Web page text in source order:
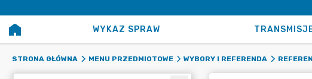
WYKAZ SPRAW
STRONA GŁÓWNA MENU PRZEDMIOTOWE WYBORY I REFERENDA